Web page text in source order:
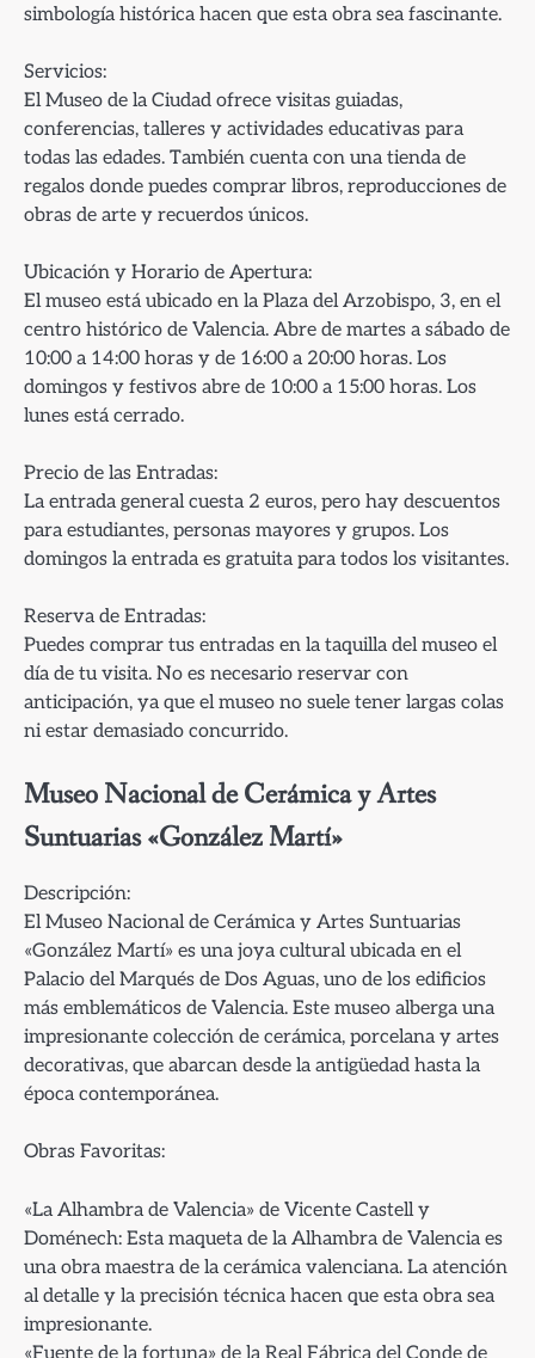
simbología histórica hacen que esta obra sea fascinante.
Servicios:
El Museo de la Ciudad ofrece visitas guiadas,
conferencias, talleres y actividades educativas para
todas las edades. También cuenta con una tienda de
regalos donde puedes comprar libros, reproducciones de
obras de arte y recuerdos únicos.
Ubicación y Horario de Apertura:
El museo está ubicado en la Plaza del Arzobispo, 3, en el
centro histórico de Valencia. Abre de martes a sábado de
10:00 a 14:00 horas y de 16:00 a 20:00 horas. Los
domingos y festivos abre de 10:00 a 15:00 horas. Los
lunes está cerrado.
Precio de las Entradas:
La entrada general cuesta 2 euros, pero hay descuentos
para estudiantes, personas mayores y grupos. Los
domingos la entrada es gratuita para todos los visitantes.
Reserva de Entradas:
Puedes comprar tus entradas en la taquilla del museo el
día de tu visita. No es necesario reservar con
anticipación, ya que el museo no suele tener largas colas
ni estar demasiado concurrido.
Museo Nacional de Cerámica y Artes
Suntuarias «González Martí»
Descripción:
El Museo Nacional de Cerámica y Artes Suntuarias
«González Martí» es una joya cultural ubicada en el
Palacio del Marqués de Dos Aguas, uno de los edificios
más emblemáticos de Valencia. Este museo alberga una
impresionante colección de cerámica, porcelana y artes
decorativas, que abarcan desde la antigüedad hasta la
época contemporánea.
Obras Favoritas:
«La Alhambra de Valencia» de Vicente Castell y
Doménech: Esta maqueta de la Alhambra de Valencia es
una obra maestra de la cerámica valenciana. La atención
al detalle y la precisión técnica hacen que esta obra sea
impresionante.
«Fuente de la fortuna» de la Real Fábrica del Conde de